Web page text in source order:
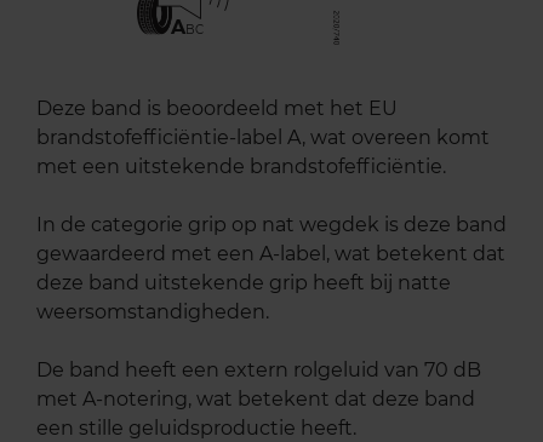
ABC
Deze band is beoordeeld met het EU
brandstofefficiëntie-label A, wat overeen komt
met een uitstekende brandstofefficiëntie.
In de categorie grip op nat wegdek is deze band
gewaardeerd met een A-label, wat betekent dat
deze band uitstekende grip heeft bij natte
weersomstandigheden.
De band heeft een extern rolgeluid van 70 dB
met A-notering, wat betekent dat deze band
een stille geluidsproductie heeft.